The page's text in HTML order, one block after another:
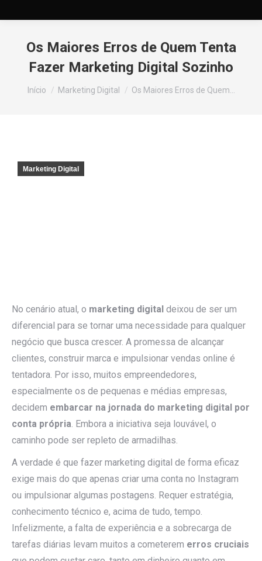
Os Maiores Erros de Quem Tenta
Fazer Marketing Digital Sozinho
Você está aqui:
Início Marketing Digital Os Maiores Erros de Quem…
Marketing Digital
No cenário atual, o marketing digital deixou de ser um
diferencial para se tornar uma necessidade para qualquer
negócio que busca crescer. A promessa de alcançar
clientes, construir marca e impulsionar vendas online é
tentadora. Por isso, muitos empreendedores,
especialmente os de pequenas e médias empresas,
decidem embarcar na jornada do marketing digital por
conta própria. Embora a iniciativa seja louvável, o
caminho pode ser repleto de armadilhas.
A verdade é que fazer marketing digital de forma eficaz
exige mais do que apenas criar uma conta no Instagram
ou impulsionar algumas postagens. Requer estratégia,
conhecimento técnico e, acima de tudo, tempo.
Infelizmente, a falta de experiência e a sobrecarga de
tarefas diárias levam muitos a cometerem erros cruciais